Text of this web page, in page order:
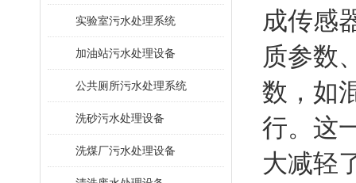
​实验室污水处理系统
加油站污水处理设备
公共厕所污水处理系统
洗砂污水处理设备
洗煤厂污水处理设备
成传感
质参数
数，如
行。这
大减轻